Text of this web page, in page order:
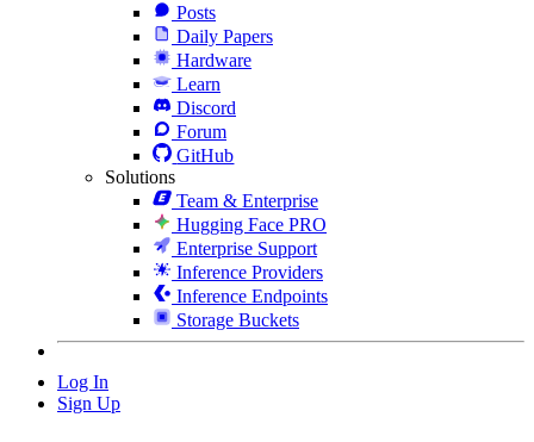
Posts
Daily Papers
Hardware
Learn
Discord
Forum
GitHub
Solutions
Team & Enterprise
Hugging Face PRO
Enterprise Support
Inference Providers
Inference Endpoints
Storage Buckets
Log In
Sign Up